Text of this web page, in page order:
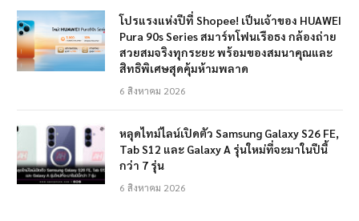
โปรแรงแห่งปีที่ Shopee! เป็นเจ้าของ HUAWEI
Pura 90s Series สมาร์ทโฟนเรือธง กล้องถ่าย
สวยสมจริงทุกระยะ พร้อมของสมนาคุณและ
สิทธิพิเศษสุดคุ้มห้ามพลาด
6 สิงหาคม 2026
หลุดไทม์ไลน์เปิดตัว Samsung Galaxy S26 FE,
Tab S12 และ Galaxy A รุ่นใหม่ที่จะมาในปีนี้
กว่า 7 รุ่น
6 สิงหาคม 2026